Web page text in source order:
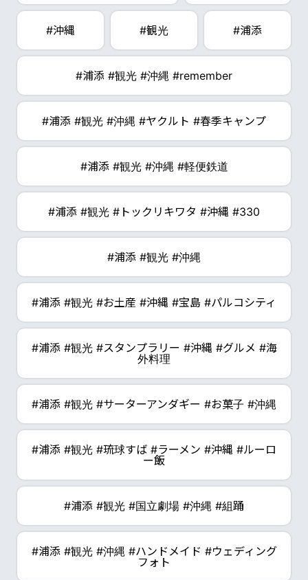
#沖縄 #観光 #浦添
#浦添 #観光 #沖縄 #remember
#浦添 #観光 #沖縄 #ヤクルト #春季キャンプ
#浦添 #観光 #沖縄 #軽便鉄道
#浦添 #観光 #トックリキワタ #沖縄 #330
#浦添 #観光 #沖縄
#浦添 #観光 #お土産 #沖縄 #宝島 #パルコシティ
#浦添 #観光 #スタンプラリー #沖縄 #グルメ #海
外料理
#浦添 #観光 #サーターアンダギー #お菓子 #沖縄
#浦添 #観光 #琉球すば #ラーメン #沖縄 #ルーロ
ー飯
#浦添 #観光 #国立劇場 #沖縄 #組踊
#浦添 #観光 #沖縄 #ハンドメイド #ウェディング
フォト